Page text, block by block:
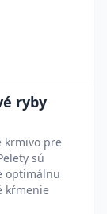
ryby
krmivo pre
sú
optimálnu
kŕmenie